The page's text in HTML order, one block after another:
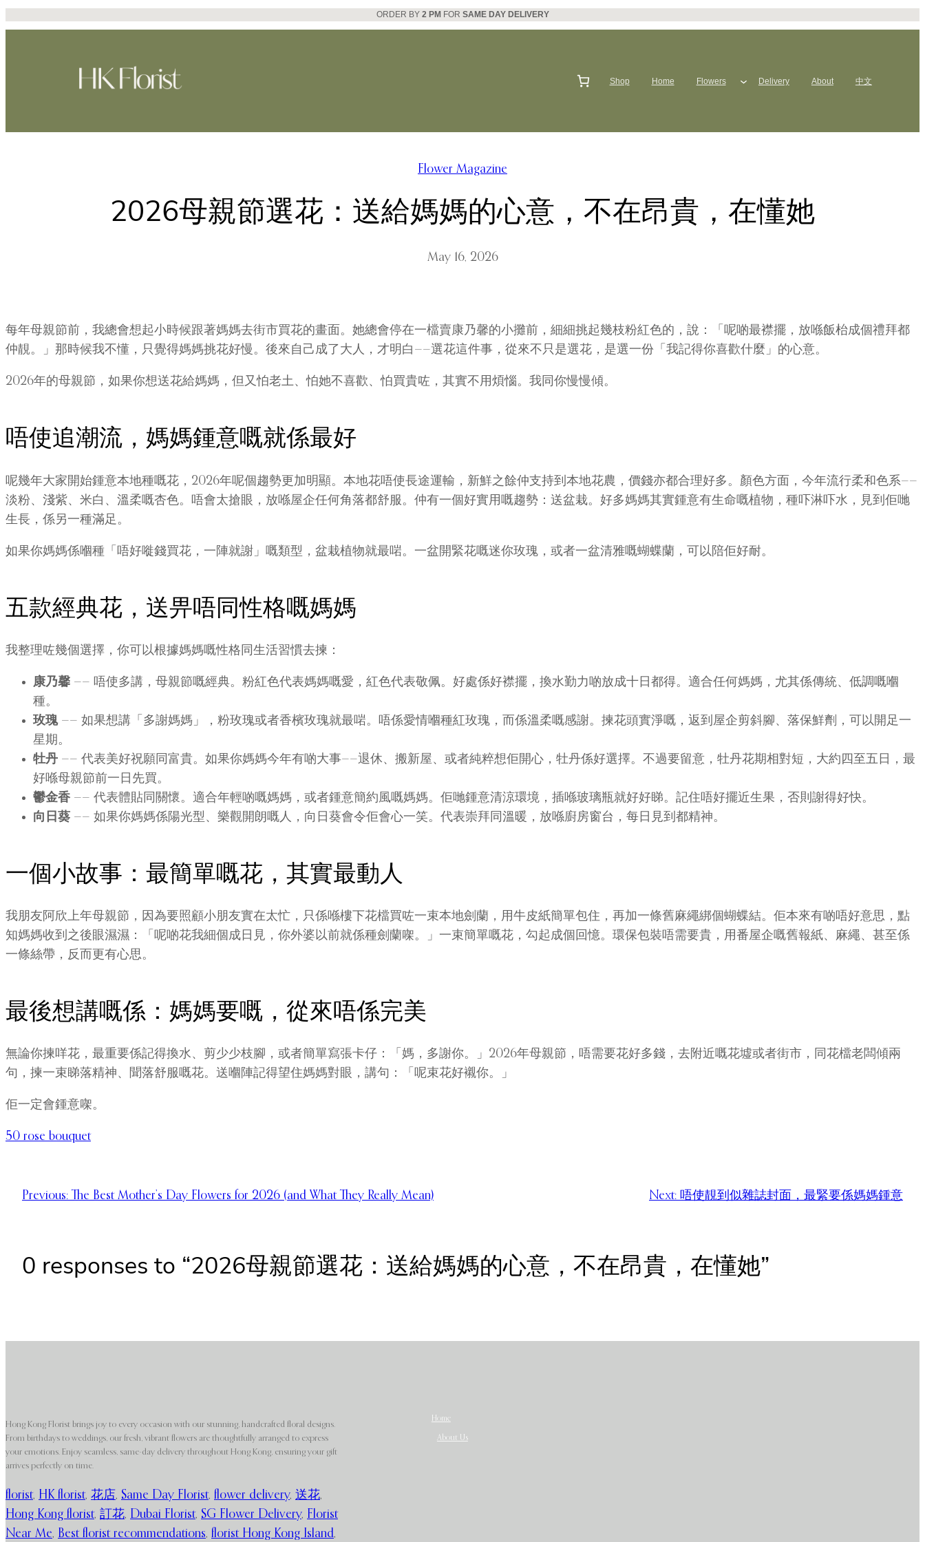
ORDER BY 2 PM FOR SAME DAY DELIVERY
Shop Home Flowers Delivery About 中文
Flower Magazine
2026母親節選花：送給媽媽的心意，不在昂貴，在懂她
May 16, 2026
每年母親節前，我總會想起小時候跟著媽媽去街市買花的畫面。她總會停在一檔賣康乃馨的小攤前，細細挑起幾枝粉紅色的，說：「呢啲最襟擺，放喺飯枱成個禮拜都
仲靚。」那時候我不懂，只覺得媽媽挑花好慢。後來自己成了大人，才明白——選花這件事，從來不只是選花，是選一份「我記得你喜歡什麼」的心意。
2026年的母親節，如果你想送花給媽媽，但又怕老土、怕她不喜歡、怕買貴咗，其實不用煩惱。我同你慢慢傾。
唔使追潮流，媽媽鍾意嘅就係最好
呢幾年大家開始鍾意本地種嘅花，2026年呢個趨勢更加明顯。本地花唔使長途運輸，新鮮之餘仲支持到本地花農，價錢亦都合理好多。顏色方面，今年流行柔和色系——
淡粉、淺紫、米白、溫柔嘅杏色。唔會太搶眼，放喺屋企任何角落都舒服。仲有一個好實用嘅趨勢：送盆栽。好多媽媽其實鍾意有生命嘅植物，種吓淋吓水，見到佢哋
生長，係另一種滿足。
如果你媽媽係嗰種「唔好嘥錢買花，一陣就謝」嘅類型，盆栽植物就最啱。一盆開緊花嘅迷你玫瑰，或者一盆清雅嘅蝴蝶蘭，可以陪佢好耐。
五款經典花，送畀唔同性格嘅媽媽
我整理咗幾個選擇，你可以根據媽媽嘅性格同生活習慣去揀：
康乃馨 —— 唔使多講，母親節嘅經典。粉紅色代表媽媽嘅愛，紅色代表敬佩。好處係好襟擺，換水勤力啲放成十日都得。適合任何媽媽，尤其係傳統、低調嘅嗰
種。
玫瑰—— 如果想講「多謝媽媽」，粉玫瑰或者香檳玫瑰就最啱。唔係愛情嗰種紅玫瑰，而係溫柔嘅感謝。揀花頭實淨嘅，返到屋企剪斜腳、落保鮮劑，可以開足一
星期。
牡丹 —— 代表美好祝願同富貴。如果你媽媽今年有啲大事——退休、搬新屋、或者純粹想佢開心，牡丹係好選擇。不過要留意，牡丹花期相對短，大約四至五日，最
好喺母親節前一日先買。
鬱金香 —— 代表體貼同關懷。適合年輕啲嘅媽媽，或者鍾意簡約風嘅媽媽。佢哋鍾意清涼環境，插喺玻璃瓶就好好睇。記住唔好擺近生果，否則謝得好快。
向日葵 —— 如果你媽媽係陽光型、樂觀開朗嘅人，向日葵會令佢會心一笑。代表崇拜同溫暖，放喺廚房窗台，每日見到都精神。
一個小故事：最簡單嘅花，其實最動人
我朋友阿欣上年母親節，因為要照顧小朋友實在太忙，只係喺樓下花檔買咗一束本地劍蘭，用牛皮紙簡單包住，再加一條舊麻繩綁個蝴蝶結。佢本來有啲唔好意思，點
知媽媽收到之後眼濕濕：「呢啲花我細個成日見，你外婆以前就係種劍蘭㗎。」一束簡單嘅花，勾起成個回憶。環保包裝唔需要貴，用番屋企嘅舊報紙、麻繩、甚至係
一條絲帶，反而更有心思。
最後想講嘅係：媽媽要嘅，從來唔係完美
無論你揀咩花，最重要係記得換水、剪少少枝腳，或者簡單寫張卡仔：「媽，多謝你。」2026年母親節，唔需要花好多錢，去附近嘅花墟或者街市，同花檔老闆傾兩
句，揀一束睇落精神、聞落舒服嘅花。送嗰陣記得望住媽媽對眼，講句：「呢束花好襯你。」
佢一定會鍾意㗎。
50 rose bouquet
Previous: The Best Mother’s Day Flowers for 2026 (and What They Really Mean) Next: 唔使靚到似雜誌封面，最緊要係媽媽鍾意
0 responses to “2026母親節選花：送給媽媽的心意，不在昂貴，在懂她”
Hong Kong Florist brings joy to every occasion with our stunning, handcrafted floral designs.
From birthdays to weddings, our fresh, vibrant flowers are thoughtfully arranged to express
your emotions. Enjoy seamless, same-day delivery throughout Hong Kong, ensuring your gift
arrives perfectly on time.
florist, HK florist, 花店, Same Day Florist, flower delivery, 送花,
Hong Kong florist, 訂花, Dubai Florist, SG Flower Delivery, Florist
Near Me, Best florist recommendations, florist Hong Kong Island,
Home
About Us